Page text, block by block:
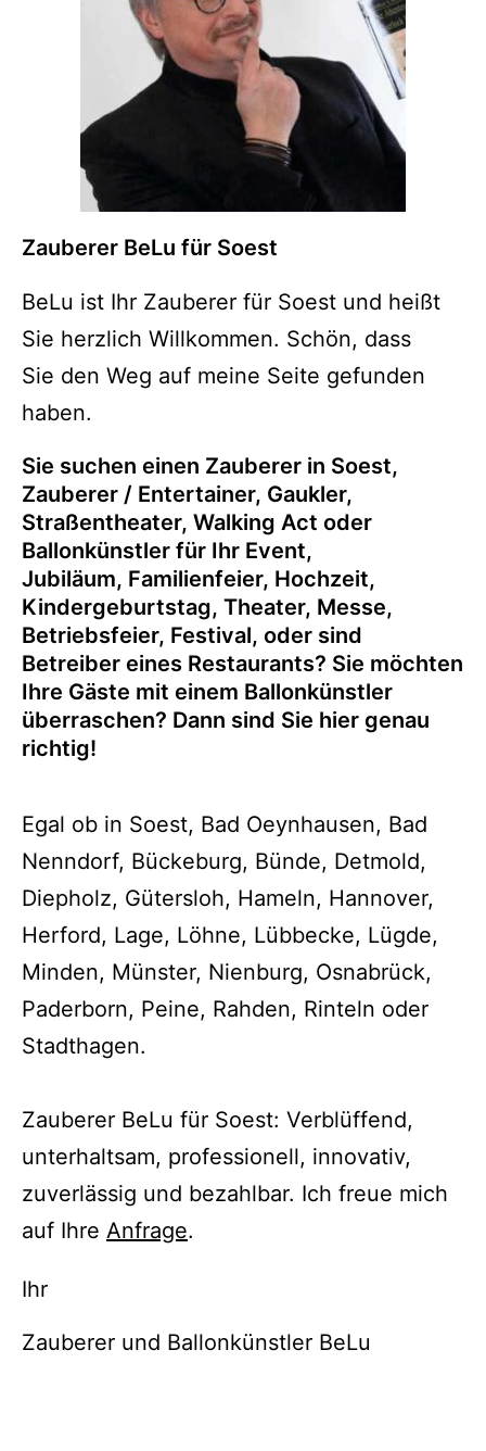
Zauberer BeLu für Soest
BeLu ist Ihr Zauberer für Soest und heißt
Sie herzlich Willkommen. Schön, dass
Sie den Weg auf meine Seite gefunden
haben.
Sie suchen einen Zauberer in Soest,
Zauberer / Entertainer, Gaukler,
Straßentheater, Walking Act oder
Ballonkünstler für Ihr Event,
Jubiläum, Familienfeier, Hochzeit,
Kindergeburtstag, Theater, Messe,
Betriebsfeier, Festival, oder sind
Betreiber eines Restaurants? Sie möchten
Ihre Gäste mit einem Ballonkünstler
überraschen? Dann sind Sie hier genau
richtig!
Egal ob in Soest, Bad Oeynhausen, Bad
Nenndorf, Bückeburg, Bünde, Detmold,
Diepholz, Gütersloh, Hameln, Hannover,
Herford, Lage, Löhne, Lübbecke, Lügde,
Minden, Münster, Nienburg, Osnabrück,
Paderborn, Peine, Rahden, Rinteln oder
Stadthagen.
Zauberer BeLu für Soest: Verblüffend,
unterhaltsam, professionell, innovativ,
zuverlässig und bezahlbar. Ich freue mich
auf Ihre Anfrage.
Ihr
Zauberer und Ballonkünstler BeLu